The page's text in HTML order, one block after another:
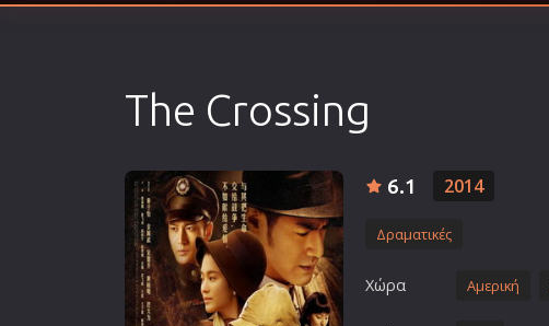
Δραματικές
Ελληνικός Κινηματογράφος
Επιβίωσης
Επιστημονικής Φαντασίας
Εποχής
Ερωτικές
The Crossing
6.1 2014
Δραματικές
Χώρα Αμερική